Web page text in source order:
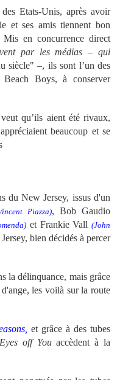
Etats-Unis, après avoir
et ses amis tiennent bon
Mis en concurrence direct
par les médias – qui
siècle" –, ils sont l’un des
Boys, à conserver
qu’ils aient été rivaux,
beaucoup et se
du New Jersey, issus d'un
Piazza), Bob Gaudio
et Frankie Vall(John
bien décidés à percer
la délinquance, mais grâce
les voilà sur la route
et grâce à des tubes
off Youaccèdent à la